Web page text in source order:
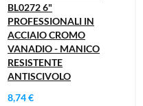
BL0272 6"
PROFESSIONALI IN
ACCIAIO CROMO
VANADIO - MANICO
RESISTENTE
ANTISCIVOLO
8,74 €